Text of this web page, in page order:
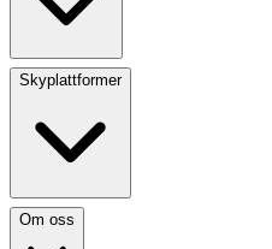
Skyplattformer
Om oss